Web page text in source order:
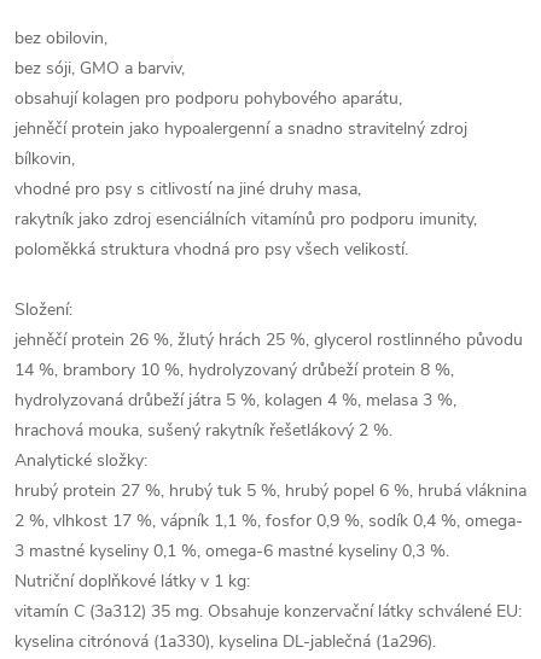
bez obilovin,
bez sóji, GMO a barviv,
obsahují kolagen pro podporu pohybového aparátu,
jehněčí protein jako hypoalergenní a snadno stravitelný zdroj
bílkovin,
vhodné pro psy s citlivostí na jiné druhy masa,
rakytník jako zdroj esenciálních vitamínů pro podporu imunity,
poloměkká struktura vhodná pro psy všech velikostí.
Složení:
jehněčí protein 26 %, žlutý hrách 25 %, glycerol rostlinného původu
14 %, brambory 10 %, hydrolyzovaný drůbeží protein 8 %,
hydrolyzovaná drůbeží játra 5 %, kolagen 4 %, melasa 3 %,
hrachová mouka, sušený rakytník řešetlákový 2 %.
Analytické složky:
hrubý protein 27 %, hrubý tuk 5 %, hrubý popel 6 %, hrubá vláknina
2 %, vlhkost 17 %, vápník 1,1 %, fosfor 0,9 %, sodík 0,4 %, omega-
3 mastné kyseliny 0,1 %, omega-6 mastné kyseliny 0,3 %.
Nutriční doplňkové látky v 1 kg:
vitamín C (3a312) 35 mg. Obsahuje konzervační látky schválené EU:
kyselina citrónová (1a330), kyselina DL-jablečná (1a296).